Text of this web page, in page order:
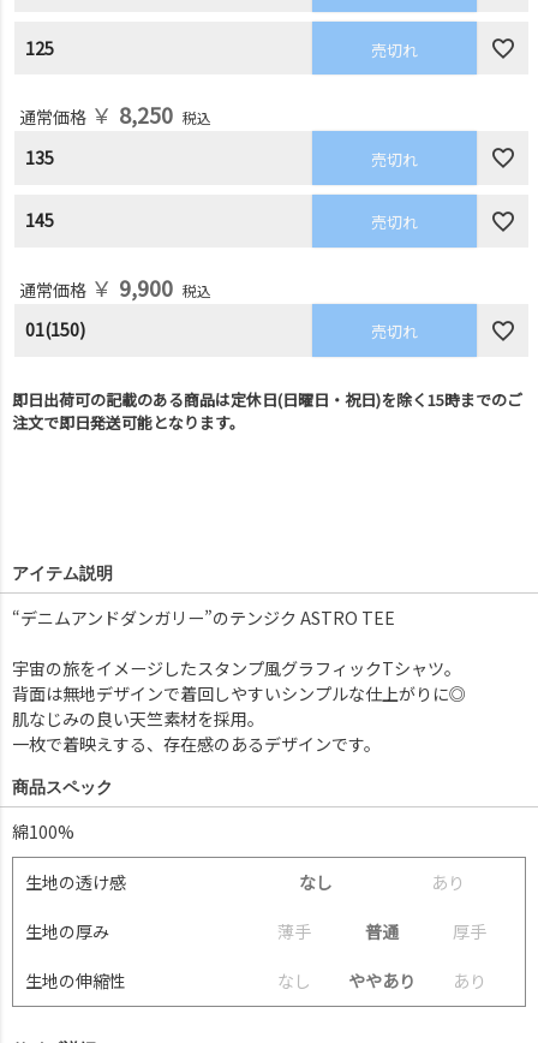
125 売切れ
通常価格 ￥ 8,250 税込
135 売切れ
145 売切れ
通常価格 ￥ 9,900 税込
01(150) 売切れ
即日出荷可の記載のある商品は定休日(日曜日・祝日)を除く15時までのご
注文で即日発送可能となります。
アイテム説明
“デニムアンドダンガリー”のテンジク ASTRO TEE
宇宙の旅をイメージしたスタンプ風グラフィックTシャツ。
背面は無地デザインで着回しやすいシンプルな仕上がりに◎
肌なじみの良い天竺素材を採用。
一枚で着映えする、存在感のあるデザインです。
商品スペック
綿100%
生地の透け感 なし あ り
生地の厚み 薄手 普通 厚手
生地の伸縮性 な し ややあり あ り